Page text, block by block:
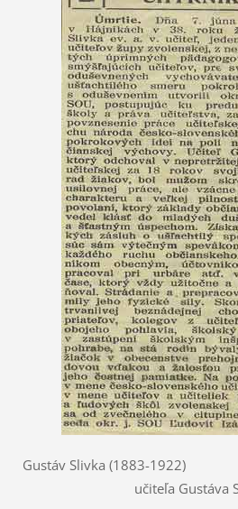
Gustáv Slivka (1883-1922)
učiteľa Gustáva